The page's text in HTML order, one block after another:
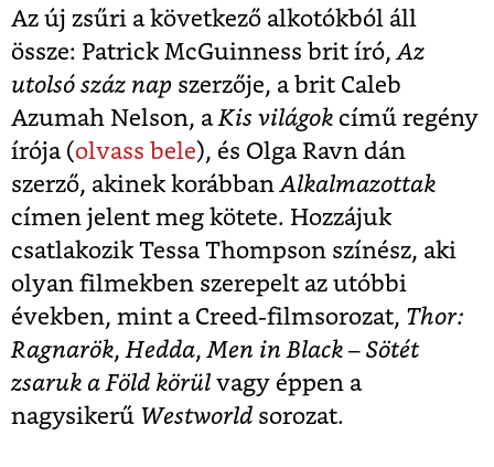
Az új zsűri a következő alkotókból áll
össze: Patrick McGuinness brit író,Az
utolsó száz nap szerzője, a brit Caleb
Azumah Nelson, aKis világok című regény
írója (olvass bele), és Olga Ravn dán
szerző, akinek korábbanAlkalmazottak
címen jelent meg kötete. Hozzájuk
csatlakozik Tessa Thompson színész, aki
olyan filmekben szerepelt az utóbbi
években, mint a Creed-filmsorozat, Thor:
Ragnarök,Hedda,Men in Black – Sötét
zsaruk a Föld körül vagy éppen a
nagysikerű Westworld sorozat.